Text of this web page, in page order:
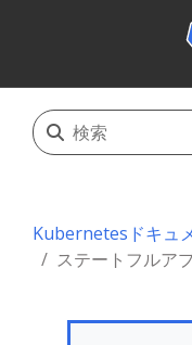
Kubernetesドキュ
ステートフルア